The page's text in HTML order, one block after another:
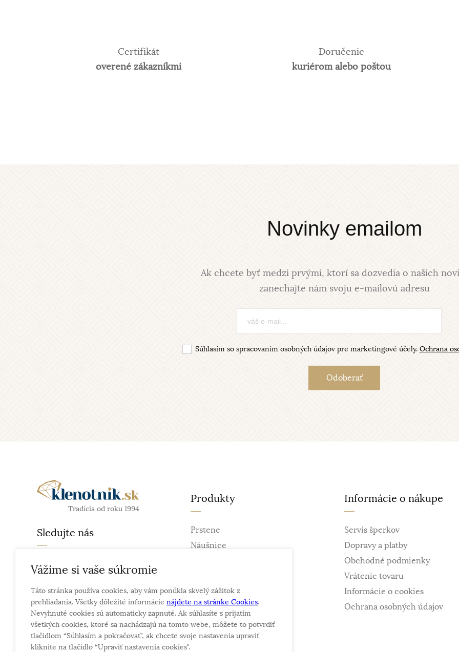
Certifikát
overené zákazníkmi
Doručenie
kuriérom alebo poštou
Novinky emailom
Ak chcete byť medzi prvými, ktorí sa dozvedia o našich
zanechajte nám svoju e-mailovú adresu
Súhlasím so spracovaním osobných údajov pre marketingové účely. Ochrana
Tradícia od roku 1994
Sledujte nás
facebook
Produkty
Prstene
Náušnice
Náramky
Náhrdelníky
Obrúčky
Informácie o nákupe
Servis šperkov
Dopravy a platby
Obchodné podmienky
Vrátenie tovaru
Informácie o cookies
Ochrana osobných údajov
Vážime si vaše súkromie
Táto stránka používa cookies, aby vám ponúkla skvelý zážitok z
prehliadania. Všetky dôležité informácie nájdete na stránke Cookies.
Nevyhnuté cookies sú automaticky zapnuté. Ak súhlasíte s prijatím
všetkých cookies, ktoré sa nachádzajú na tomto webe, môžete to potvrdiť
tlačidlom “Súhlasím a pokračovať", ak chcete svoje nastavenia upraviť
kliknite na tlačidlo “Upraviť nastavenia cookies".